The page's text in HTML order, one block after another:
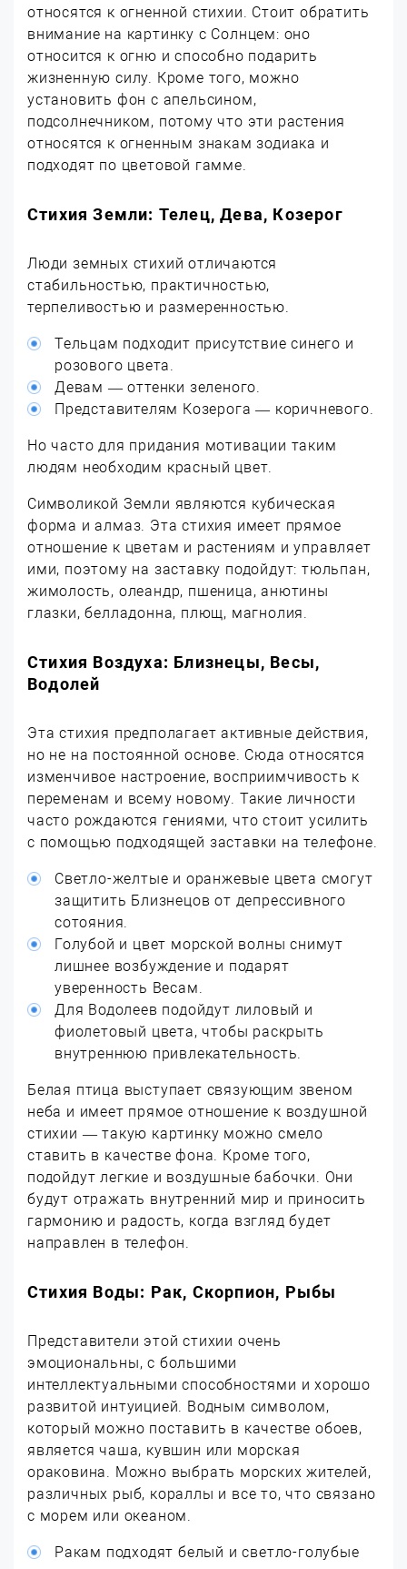
относятся к огненной стихии. Стоит обратить
внимание на картинку с Солнцем: оно
относится к огню и способно подарить
жизненную силу. Кроме того, можно
установить фон с апельсином,
подсолнечником, потому что эти растения
относятся к огненным знакам зодиака и
подходят по цветовой гамме.
Стихия Земли: Телец, Дева, Козерог
Люди земных стихий отличаются
стабильностью, практичностью,
терпеливостью и размеренностью.
Тельцам подходит присутствие синего и
розового цвета.
Девам — оттенки зеленого.
Представителям Козерога — коричневого.
Но часто для придания мотивации таким
людям необходим красный цвет.
Символикой Земли являются кубическая
форма и алмаз. Эта стихия имеет прямое
отношение к цветам и растениям и управляет
ими, поэтому на заставку подойдут: тюльпан,
жимолость, олеандр, пшеница, анютины
глазки, белладонна, плющ, магнолия.
Стихия Воздуха: Близнецы, Весы,
Водолей
Эта стихия предполагает активные действия,
но не на постоянной основе. Сюда относятся
изменчивое настроение, восприимчивость к
переменам и всему новому. Такие личности
часто рождаются гениями, что стоит усилить
с помощью подходящей заставки на телефоне.
Светло-желтые и оранжевые цвета смогут
защитить Близнецов от депрессивного
сотояния.
Голубой и цвет морской волны снимут
лишнее возбуждение и подарят
уверенность Весам.
Для Водолеев подойдут лиловый и
фиолетовый цвета, чтобы раскрыть
внутреннюю привлекательность.
Белая птица выступает связующим звеном
неба и имеет прямое отношение к воздушной
стихии — такую картинку можно смело
ставить в качестве фона. Кроме того,
подойдут легкие и воздушные бабочки. Они
будут отражать внутренний мир и приносить
гармонию и радость, когда взгляд будет
направлен в телефон.
Стихия Воды: Рак, Скорпион, Рыбы
Представители этой стихии очень
эмоциональны, с большими
интеллектуальными способностями и хорошо
развитой интуицией. Водным символом,
который можно поставить в качестве обоев,
является чаша, кувшин или морская
ораковина. Можно выбрать морских жителей,
различных рыб, кораллы и все то, что связано
с морем или океаном.
Ракам подходят белый и светло-голубые